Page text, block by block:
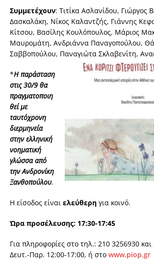
Συμμετέχουν: Τιτίκα Ασλανίδου, Γιώργος
Δασκαλάκη, Νίκος Καλαντζής, Γιάννης
Κίτσου, Βασίλης Κουλόπουλος, Μάριος
Μαυρομάτη, Ανδριάννα Παναγοπούλου,
Σαββοπούλου, Παναγιώτα Σκλαβενίτη,
*Η παράσταση
στις 30/9 θα
πραγματοποιη
θεί με
ταυτόχρονη
διερμηνεία
στην ελληνική
νοηματική
γλώσσα από
την Ανδρονίκη
Ξανθοπούλου.
Η είσοδος είναι ελεύθερη για κοινό.
Ώρα προσέλευσης: 17:30-17:45
Για πληροφορίες στο τηλ.: 210 3256930
Δευτ.-Παρ. 12:00-17:00, ή στο www.piop.gr